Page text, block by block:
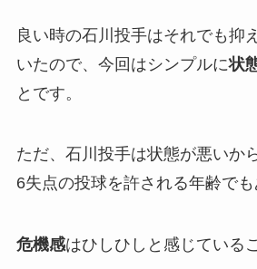
良い時の石川投手はそれでも抑
いたので、今回はシンプルに状
とです。
ただ、石川投手は状態が悪いか
6失点の投球を許される年齢でも
危機感はひしひしと感じている